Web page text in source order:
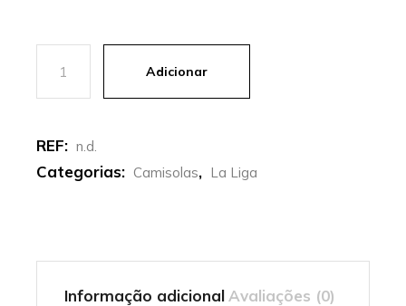
Quantidade de Athetic Bilbao | Camisola Alternativa
Adicionar
REF: n.d.
Categorias: Camisolas, La Liga
Informação adicional Avaliações (0)